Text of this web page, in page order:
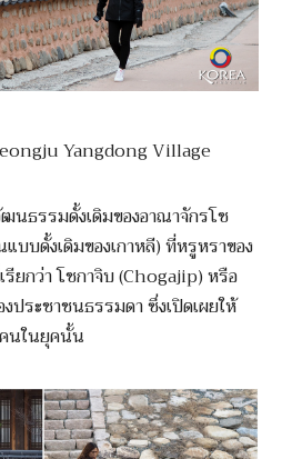
Yangdong Village
ธรรมดั้งเดิมของอาณาจักรโช
บดั้งเดิมของเกาหลี) ที่หรูหราของ
ยกว่า โชกาจิบ (Chogajip) หรือ
ประชาชนธรรมดา ซึ่งเปิดเผยให้
นในยุคนั้น